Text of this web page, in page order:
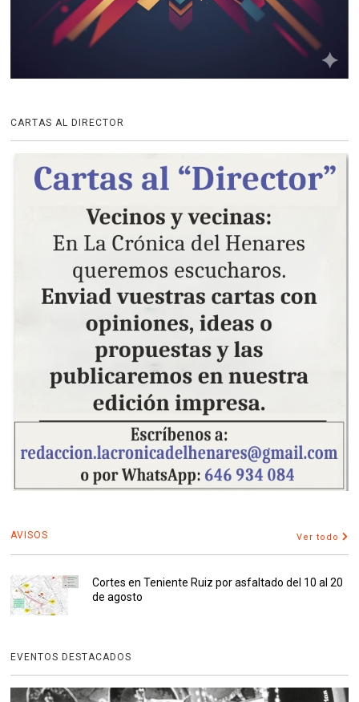
CARTAS AL DIRECTOR
AVISOS Ver todo
Cortes en Teniente Ruiz por asfaltado del 10 al 20
de agosto
EVENTOS DESTACADOS